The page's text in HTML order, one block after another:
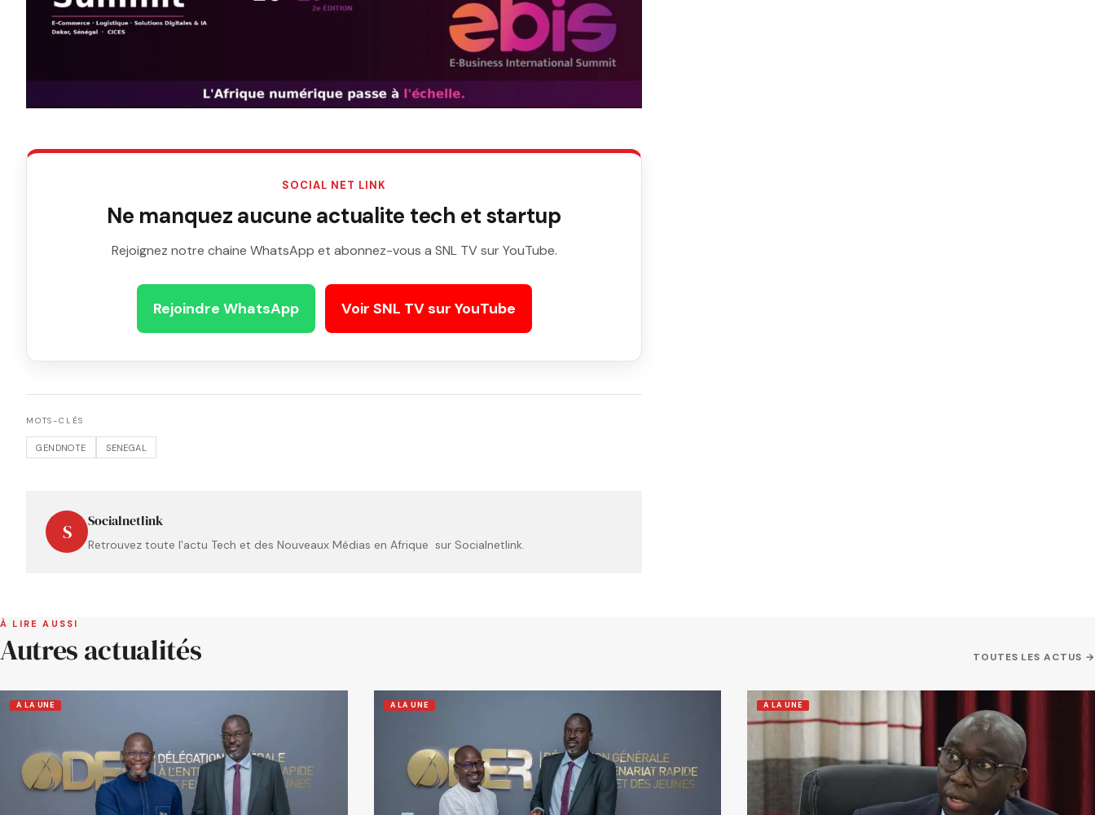
SOCIAL NET LINK
Ne manquez aucune actualite tech et startup
Rejoignez notre chaine WhatsApp et abonnez-vous a SNL TV sur YouTube.
Rejoindre WhatsApp Voir SNL TV sur YouTube
MOTS-CLÉS
GENDNOTE SENEGAL
S Socialnetlink
Retrouvez toute l'actu Tech et des Nouveaux Médias en Afrique sur Socialnetlink.
À LIRE AUSSI
Autres actualités TOUTES LES ACTUS →
A LA UNE A LA UNE A LA UNE